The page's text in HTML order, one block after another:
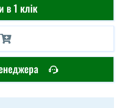
в 1 клік